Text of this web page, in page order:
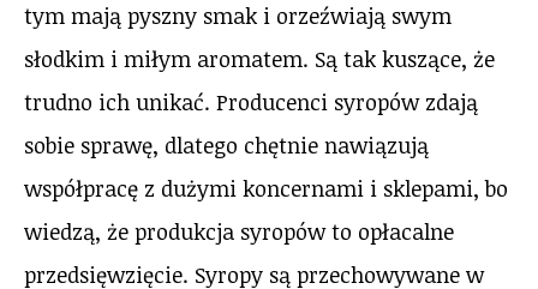
tym mają pyszny smak i orzeźwiają swym
słodkim i miłym aromatem. Są tak kuszące, że
trudno ich unikać. Producenci syropów zdają
sobie sprawę, dlatego chętnie nawiązują
współpracę z dużymi koncernami i sklepami, bo
wiedzą, że produkcja syropów to opłacalne
przedsięwzięcie. Syropy są przechowywane w